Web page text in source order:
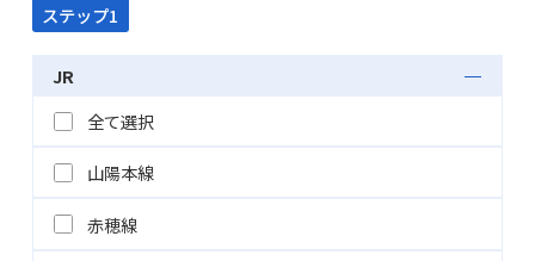
ステップ1
JR
全て選択
山陽本線
赤穂線